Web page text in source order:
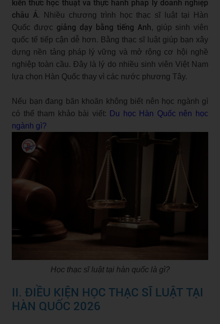
kiến thức học thuật và thực hành pháp lý doanh nghiệp
châu Á. Nhiều chương trình học thạc sĩ luật tại Hàn
Quốc được giảng dạy bằng tiếng Anh, giúp sinh viên
quốc tế tiếp cận dễ hơn. Bằng thạc sĩ luật giúp bạn xây
dựng nền tảng pháp lý vững và mở rộng cơ hội nghề
nghiệp toàn cầu. Đây là lý do nhiều sinh viên Việt Nam
lựa chọn Hàn Quốc thay vì các nước phương Tây.
Nếu bạn đang băn khoăn không biết nên học ngành gì
có thể tham khảo bài viết: Du học Hàn Quốc nên học
ngành gì?
Học thạc sĩ luật tại hàn quốc là gì?
II. ĐIỀU KIỆN HỌC THẠC SĨ LUẬT TẠI
HÀN QUỐC 2026